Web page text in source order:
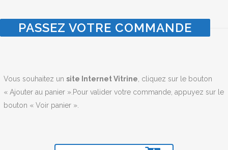
PASSEZ VOTRE COMMANDE
Vous souhaitez un site Internet Vitrine, cliquez sur le bouton
« Ajouter au panier ».Pour valider votre commande, appuyez sur le
bouton « Voir panier ».